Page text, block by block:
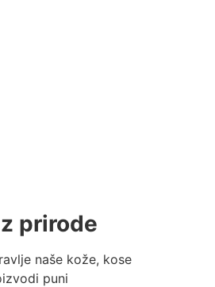
prirode
naše kože, kose
puni